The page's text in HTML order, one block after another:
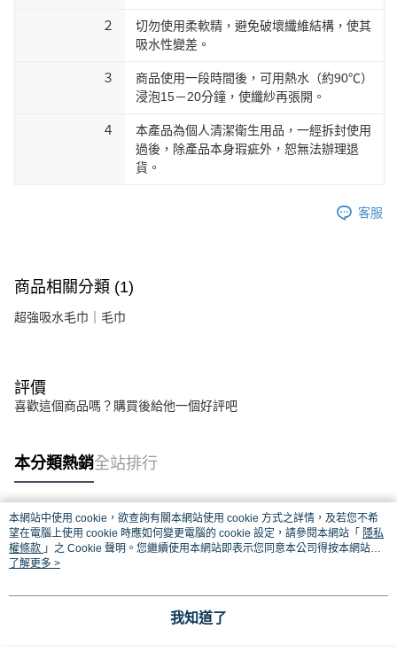
２
切勿使用柔軟精，避免破壞纖維結構，使其
吸水性變差。
３
商品使用一段時間後，可用熱水（約90℃）
浸泡15－20分鐘，使纖紗再張開。
４
本產品為個人清潔衛生用品，一經拆封使用
過後，除產品本身瑕疵外，恕無法辦理退
貨。
客服
商品相關分類 (1)
超強吸水毛巾｜毛巾
評價
喜歡這個商品嗎？購買後給他一個好評吧
本分類熱銷全站排行
熱門標籤
本網站中使用 cookie，欲查詢有關本網站使用 cookie 方式之詳情，及若您不希
望在電腦上使用 cookie 時應如何變更電腦的 cookie 設定，請參閱本網站「 隱私
權條款 」之 Cookie 聲明。您繼續使用本網站即表示您同意本公司得按本網站使
用條款之 Cookie 聲明使用 cookie。
了解更多 >
我知道了